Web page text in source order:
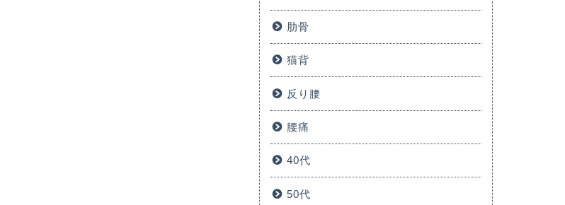
肋骨
猫背
反り腰
腰痛
40代
50代